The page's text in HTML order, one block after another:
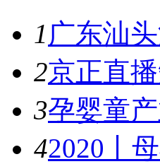
1 广东汕
2京正直
3孕婴童
42020丨